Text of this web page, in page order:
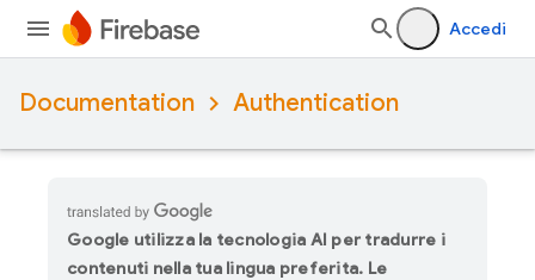
Accedi
Documentation Authentication
Google utilizza la tecnologia AI per tradurre i
contenuti nella tua lingua preferita. Le